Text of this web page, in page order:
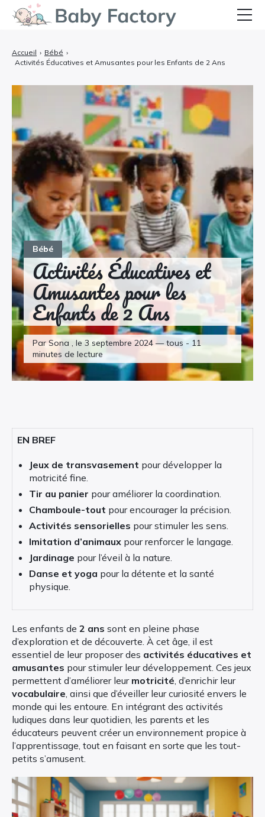
Bébé
Activités Éducatives et
Amusantes pour les
Enfants de 2 Ans
Par Sona , le 3 septembre 2024 — tous - 11
minutes de lecture
Accueil › Bébé ›
Activités Éducatives et Amusantes pour les Enfants de 2 Ans
EN BREF
Jeux de transvasement pour développer la
motricité fine.
Tir au panier pour améliorer la coordination.
Chamboule-tout pour encourager la précision.
Activités sensorielles pour stimuler les sens.
Imitation d’animaux pour renforcer le langage.
Jardinage pour l’éveil à la nature.
Danse et yoga pour la détente et la santé
physique.
Les enfants de 2 ans sont en pleine phase
d’exploration et de découverte. À cet âge, il est
essentiel de leur proposer des activités éducatives et
amusantes pour stimuler leur développement. Ces jeux
permettent d’améliorer leur motricité, d’enrichir leur
vocabulaire, ainsi que d’éveiller leur curiosité envers le
monde qui les entoure. En intégrant des activités
ludiques dans leur quotidien, les parents et les
éducateurs peuvent créer un environnement propice à
l’apprentissage, tout en faisant en sorte que les tout-
petits s’amusent.
Grossesse et Accouchement
Allaitement et Alimentation
Santé et Soins
Équipements et Confort
Témoignages